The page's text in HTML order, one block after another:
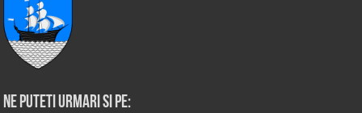
Ne puteti urmari si pe: